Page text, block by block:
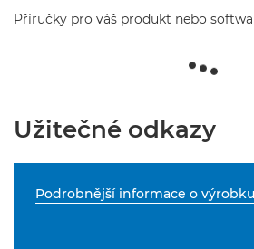
Příručky pro váš produkt nebo
Užitečné odkazy
Podrobnější informace o výrobku